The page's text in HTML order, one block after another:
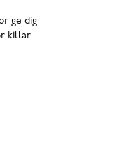
ge dig
killar